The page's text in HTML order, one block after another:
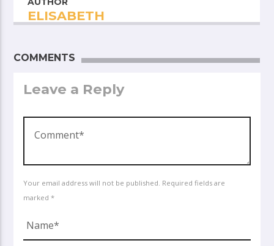
ELISABETH
COMMENTS
Leave a Reply
Your email address will not be published. Required fields are
marked *